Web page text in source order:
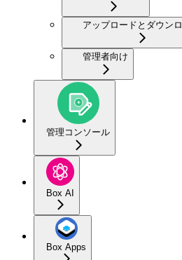
アップロードとダウン
管理者向け
管理コンソール
Box AI
Box Apps